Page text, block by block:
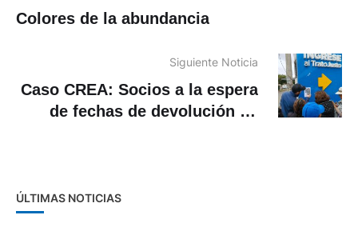
Colores de la abundancia
Siguiente Noticia
Caso CREA: Socios a la espera
de fechas de devolución de
ÚLTIMAS NOTICIAS